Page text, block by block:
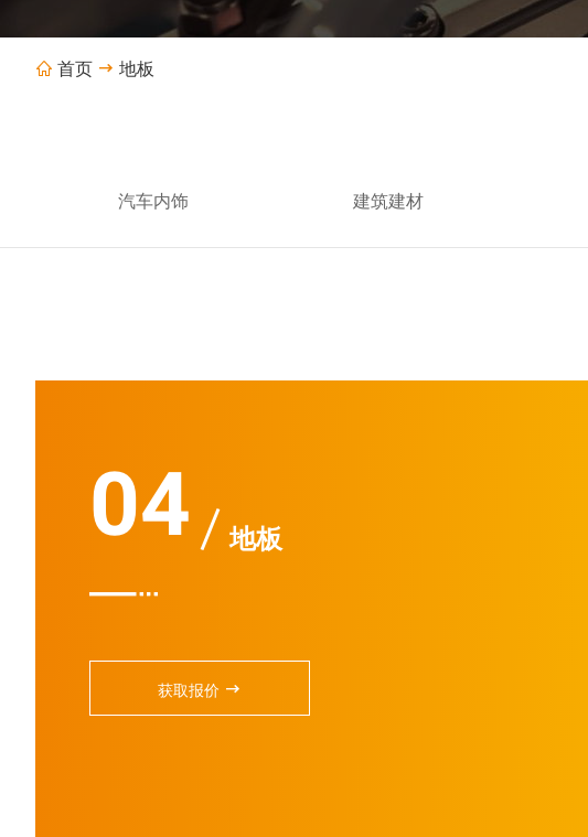
 首页  地板
汽车内饰 建筑建材
04 地板
获取报价 